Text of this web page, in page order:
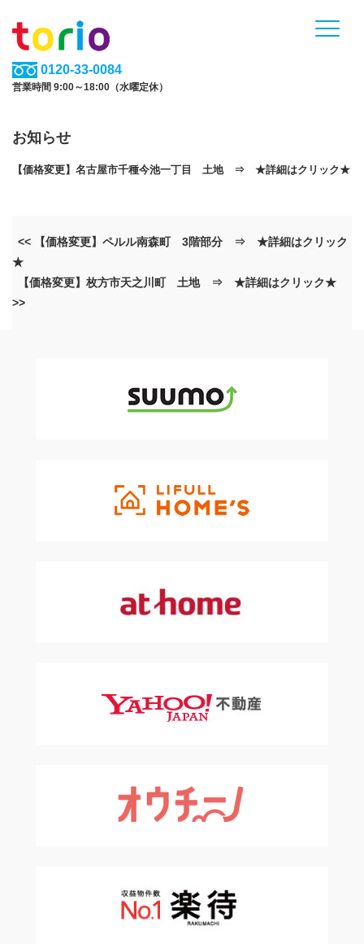
0120-33-0084
営業時間 9:00～18:00（水曜定休）
お知らせ
【価格変更】名古屋市千種今池一丁目 土地 ⇒ ★詳細はクリック★
<< 【価格変更】ペルル南森町 3階部分 ⇒ ★詳細はクリック
★
【価格変更】枚方市天之川町 土地 ⇒ ★詳細はクリック★
>>